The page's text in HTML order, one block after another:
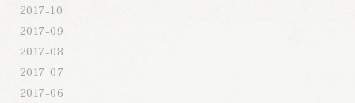
2017-10
2017-09
2017-08
2017-07
2017-06